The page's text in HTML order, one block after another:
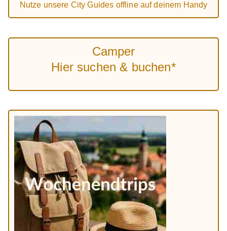
Nutze unsere City Guides offline auf deinem Handy
Camper
Hier suchen & buchen*